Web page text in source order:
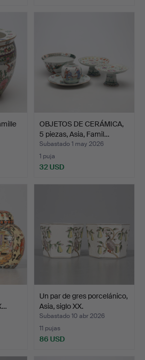
OBJETOS DE CERÁMICA,
5 piezas, Asia, Famil…
Subastado 1 may 2026
1 puja
32 USD
Un par de gres porcelánico,
Asia, siglo XX.
Subastado 10 abr 2026
11 pujas
86 USD